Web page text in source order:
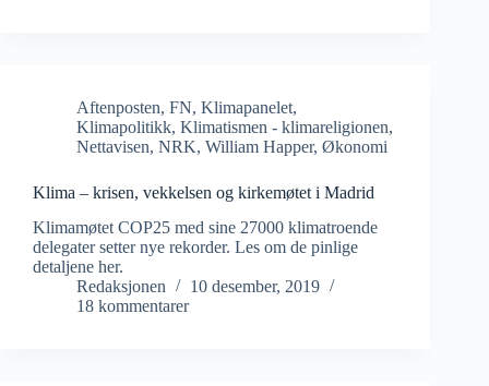
Aftenposten, FN, Klimapanelet,
Klimapolitikk, Klimatismen - klimareligionen,
Nettavisen, NRK, William Happer, Økonomi
Klima – krisen, vekkelsen og kirkemøtet i Madrid
Klimamøtet COP25 med sine 27000 klimatroende
delegater setter nye rekorder. Les om de pinlige
detaljene her.
Redaksjonen
10 desember, 2019
18 kommentarer